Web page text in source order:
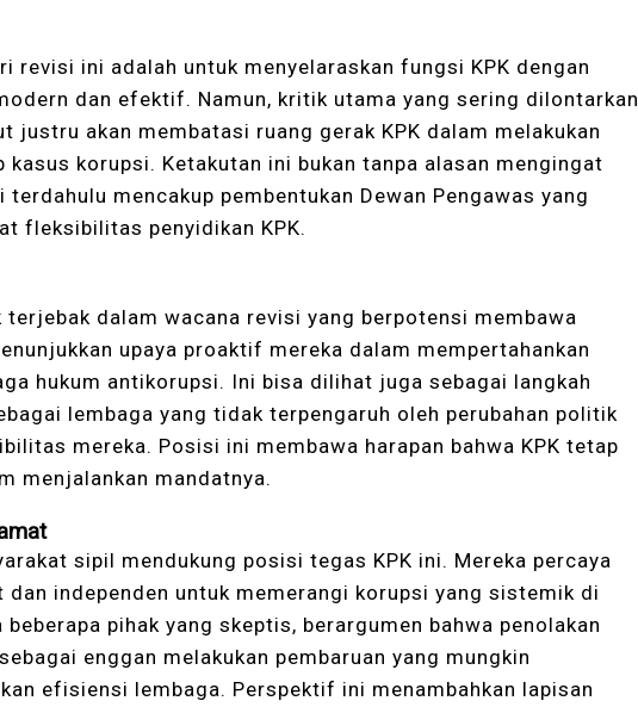
revisi ini adalah untuk menyelaraskan fungsi KPK dengan
dan efektif. Namun, kritik utama yang sering dilontarkan
justru akan membatasi ruang gerak KPK dalam melakukan
kasus korupsi. Ketakutan ini bukan tanpa alasan mengingat
mencakup pembentukan Dewan Pengawas yang
fleksibilitas penyidikan KPK.
terjebak dalam wacana revisi yang berpotensi membawa
upaya proaktif mereka dalam mempertahankan
hukum antikorupsi. Ini bisa dilihat juga sebagai langkah
lembaga yang tidak terpengaruh oleh perubahan politik
mereka. Posisi ini membawa harapan bahwa KPK tetap
menjalankan mandatnya.
sipil mendukung posisi tegas KPK ini. Mereka percaya
dan independen untuk memerangi korupsi yang sistemik di
pihak yang skeptis, berargumen bahwa penolakan
enggan melakukan pembaruan yang mungkin
efisiensi lembaga. Perspektif ini menambahkan lapisan